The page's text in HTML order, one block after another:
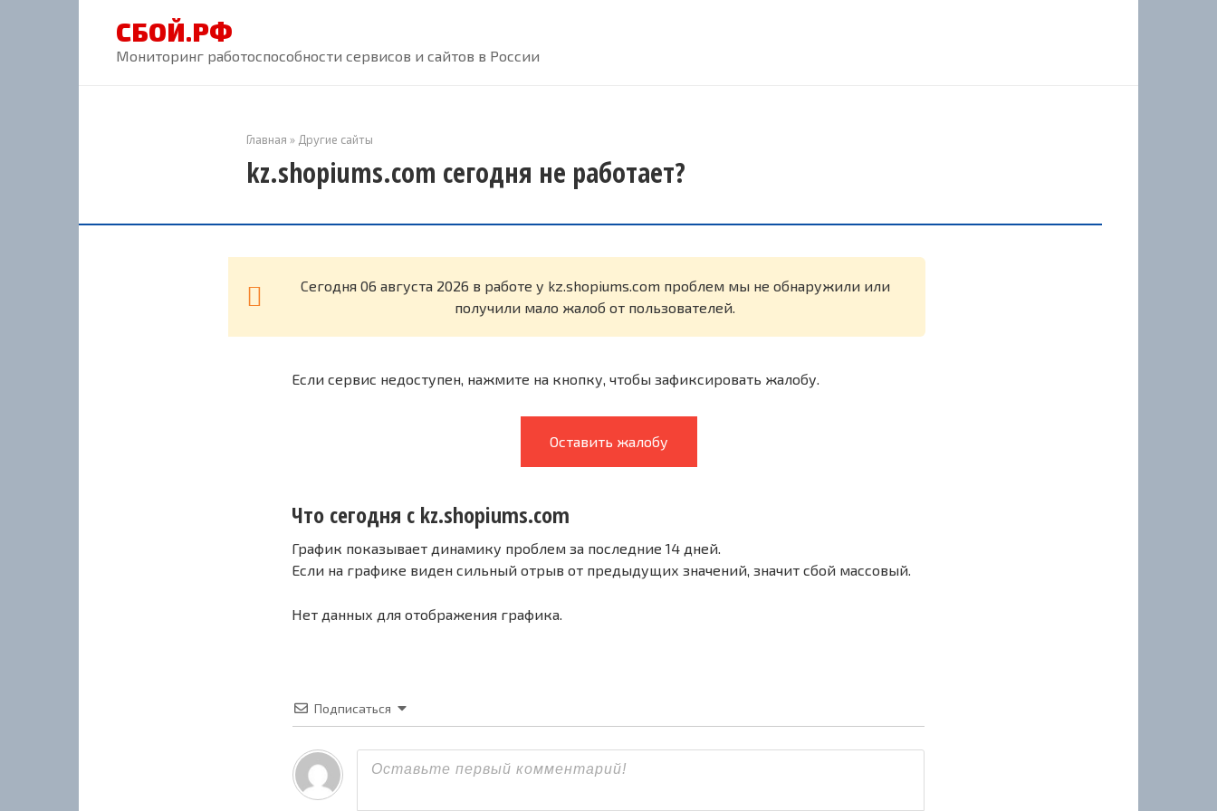
СБОЙ.РФ
Мониторинг работоспособности сервисов и сайтов в России
Главная » Другие сайты
kz.shopiums.com сегодня не работает?
Cегодня 06 августа 2026 в работе у kz.shopiums.com проблем мы не обнаружили или
получили мало жалоб от пользователей.
Если сервис недоступен, нажмите на кнопку, чтобы зафиксировать жалобу.
Оставить жалобу
Что сегодня с kz.shopiums.com
График показывает динамику проблем за последние 14 дней.
Если на графике виден сильный отрыв от предыдущих значений, значит сбой массовый.
Нет данных для отображения графика.
Подписаться